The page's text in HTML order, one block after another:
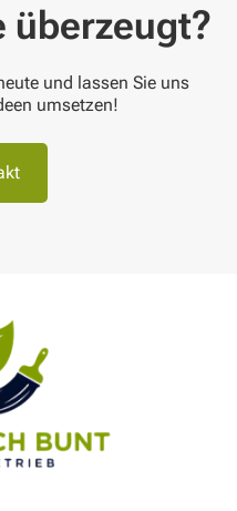
überzeugt?
und lassen Sie uns
umsetzen!